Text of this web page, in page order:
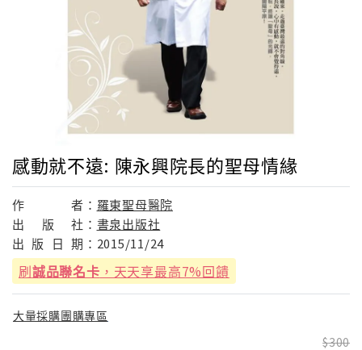
感動就不遠: 陳永興院長的聖母情緣
作 者： 羅東聖母醫院
出
版 社： 書泉出版社
出 版 日 期： 2015/11/24
刷誠品聯名卡 ，天天享最高7%回饋
大量採購團購專區
300